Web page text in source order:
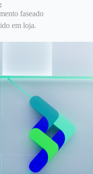
faseado
em loja.